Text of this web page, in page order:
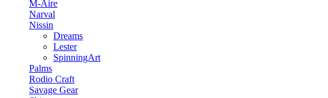
M-Aire
Narval
Nissin
Dreams
Lester
SpinningArt
Palms
Rodio Craft
Savage Gear